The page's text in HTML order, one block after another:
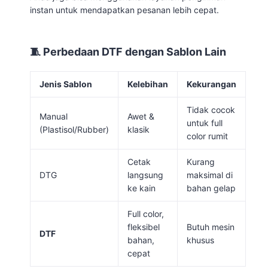
instan untuk mendapatkan pesanan lebih cepat.
🧵 Perbedaan DTF dengan Sablon Lain
Jenis Sablon Kelebihan Kekurangan
Manual
(Plastisol/Rubber)
Awet &
klasik
Tidak cocok
untuk full
color rumit
DTG
Cetak
langsung
ke kain
Kurang
maksimal di
bahan gelap
DTF
Full color,
fleksibel
bahan,
cepat
Butuh mesin
khusus